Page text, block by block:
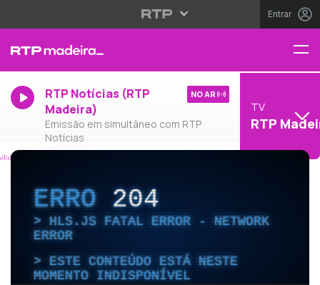
Entrar
RTP Notícias (RTP
Madeira)
Emissão em simultâneo com RTP
Notícias
NO AR
TV
RTP
ERRO204
HLS.JS FATAL ERROR - NETWORK
ERROR
ESTE CONTEÚDO ESTÁ NESTE
MOMENTO INDISPONÍVEL